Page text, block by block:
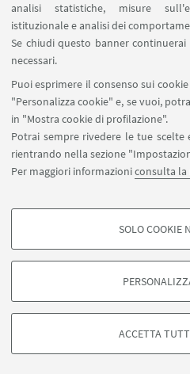
analisi statistiche, misure
istituzionale e analisi dei
Se chiudi questo banner
necessari.
Puoi esprimere il consenso sui
"Personalizza cookie" e, se vuoi,
in "Mostra cookie di profilazione".
Potrai sempre rivedere le tue
rientrando nella sezione
Per maggiori informazioniconsulta la
COOKIE DI PROFILAZIONE -
degli utenti, creare profili in base al
di marketing.
Google/Youtube Video
SOLO COOKIE
ACCETTA
«
Precedenti
12
elementi
121 122 123
Seguici su:
Privacy- Note